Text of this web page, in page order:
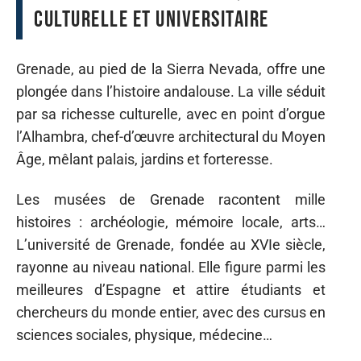
culturelle et universitaire
Grenade, au pied de la Sierra Nevada, offre une
plongée dans l’histoire andalouse. La ville séduit
par sa richesse culturelle, avec en point d’orgue
l’Alhambra, chef-d’œuvre architectural du Moyen
Âge, mêlant palais, jardins et forteresse.
Les musées de Grenade racontent mille
histoires : archéologie, mémoire locale, arts…
L’université de Grenade, fondée au XVIe siècle,
rayonne au niveau national. Elle figure parmi les
meilleures d’Espagne et attire étudiants et
chercheurs du monde entier, avec des cursus en
sciences sociales, physique, médecine…